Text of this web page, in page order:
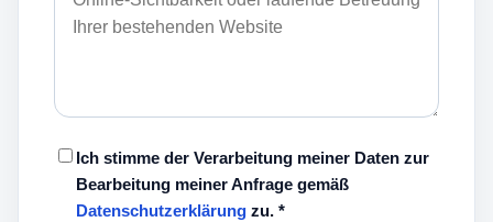
Ich stimme der Verarbeitung meiner Daten zur
Bearbeitung meiner Anfrage gemäß
Datenschutzerklärung zu. *